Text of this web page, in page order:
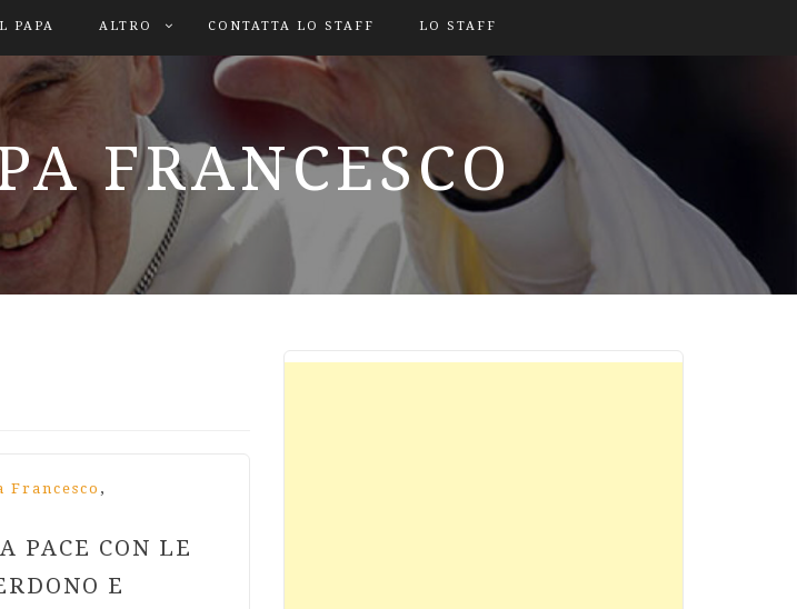
PAPA ALTRO CONTATTA LO STAFF LO STAFF
FRANCESCO
Francesco ,
PACE CON LE
E